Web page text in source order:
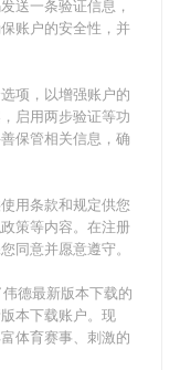
送一条验证信息，
账户的安全性，并
项，以增强账户的
启用两步验证等功
保管相关信息，确
用条款和规定供您
策等内容。在注册
同意并愿意遵守。
伟德最新版本下载的
本下载账户。现
体育赛事、刺激的